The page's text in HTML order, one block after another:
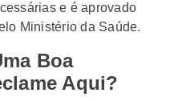
e é aprovado
Ministério da Saúde.
Boa
Aqui?